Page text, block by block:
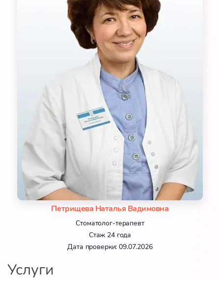
Петрищева Наталья Вадимовна
Стоматолог-терапевт
Стаж 24 года
Дата проверки: 09.07.2026
Услуги